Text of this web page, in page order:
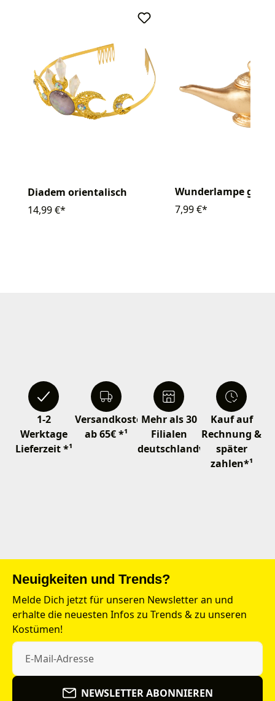
Diadem orientalisch
14,99 €*
Wunderlampe gold
7,99 €*
1-2
Werktage
Lieferzeit *¹
Versandkostenfrei
ab 65€ *¹
Mehr als 30
Filialen
deutschlandweit
Kauf auf
Rechnung &
später
zahlen*¹
Neuigkeiten und Trends?
Melde Dich jetzt für unseren Newsletter an und
erhalte die neuesten Infos zu Trends & zu unseren
Kostümen!
NEWSLETTER ABONNIEREN